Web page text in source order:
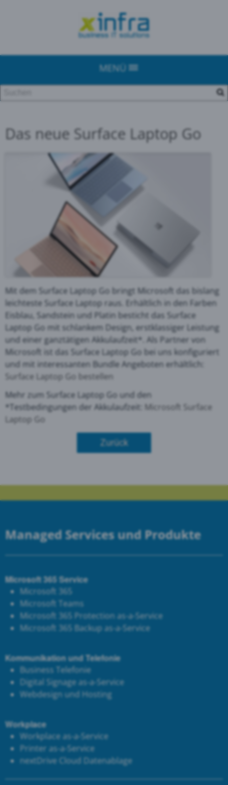
MENÜ
Das neue Surface Laptop Go
Mit dem Surface Laptop Go bringt Microsoft das bislang
leichteste Surface Laptop raus. Erhältlich in den Farben
Eisblau, Sandstein und Platin besticht das Surface
Laptop Go mit schlankem Design, erstklassiger Leistung
und einer ganztätigen Akkulaufzeit*. Als Partner von
Microsoft ist das Surface Laptop Go bei uns konfiguriert
und mit interessanten Bundle Angeboten erhältlich:
Surface Laptop Go bestellen
Mehr zum Surface Laptop Go und den
*Testbedingungen der Akkulaufzeit: Microsoft Surface
Laptop Go
Zurück
Managed Services und Produkte
Microsoft 365 Service
Microsoft 365
Microsoft Teams
Microsoft 365 Protection as-a-Service
Microsoft 365 Backup as-a-Service
Kommunikation und Telefonie
Business Telefonie
Digital Signage as-a-Service
Webdesign und Hosting
Workplace
Workplace as-a-Service
Printer as-a-Service
nextDrive Cloud Datenablage